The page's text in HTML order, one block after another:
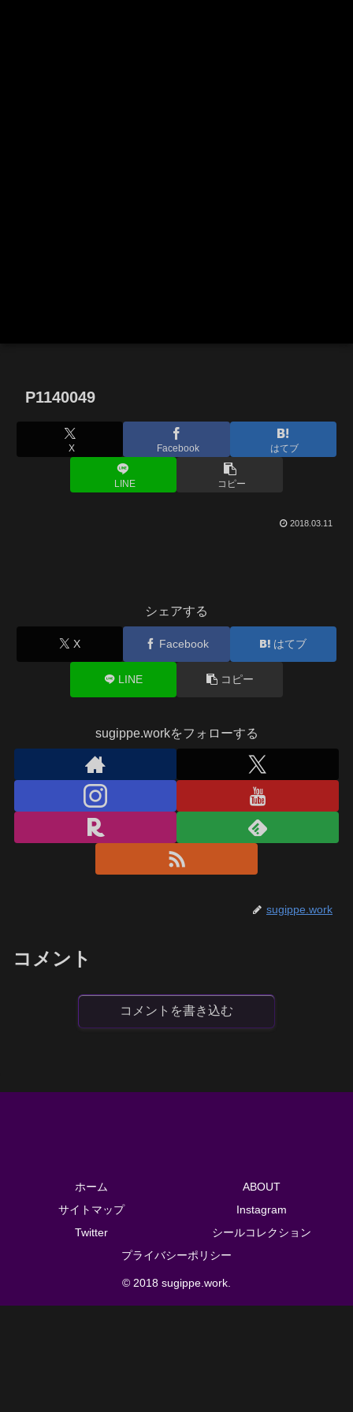
P1140049
X Facebook はてブ
LINE コピー
2018.03.11
シェアする
X Facebook はてブ
LINE コピー
sugippe.workをフォローする
sugippe.work
コメント
コメントを書き込む
ホーム
ABOUT
サイトマップ
Instagram
Twitter
シールコレクション
プライバシーポリシー
© 2018 sugippe.work.